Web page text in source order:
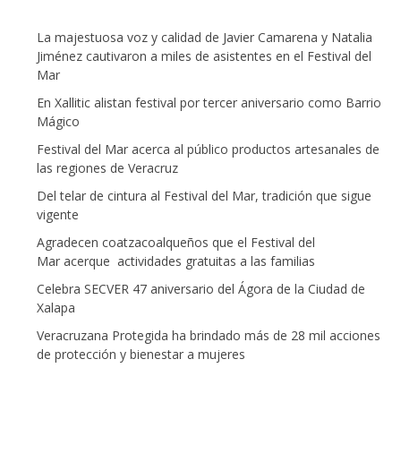
La majestuosa voz y calidad de Javier Camarena y Natalia
Jiménez cautivaron a miles de asistentes en el Festival del
Mar
En Xallitic alistan festival por tercer aniversario como Barrio
Mágico
Festival del Mar acerca al público productos artesanales de
las regiones de Veracruz
Del telar de cintura al Festival del Mar, tradición que sigue
vigente
Agradecen coatzacoalqueños que el Festival del
Mar acerque actividades gratuitas a las familias
Celebra SECVER 47 aniversario del Ágora de la Ciudad de
Xalapa
Veracruzana Protegida ha brindado más de 28 mil acciones
de protección y bienestar a mujeres